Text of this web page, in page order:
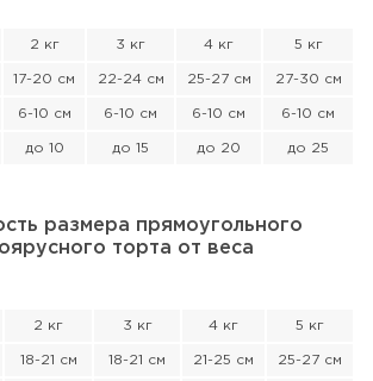
2 кг 3 кг 4 кг 5 кг
17-20 см 22-24 см 25-27 см 27-30 см
6-10 см 6-10 см 6-10 см 6-10 см
до 10 до 15 до 20 до 25
размера прямоугольного
торта от веса
2 кг 3 кг 4 кг 5 кг
18-21 см 18-21 см 21-25 см 25-27 см